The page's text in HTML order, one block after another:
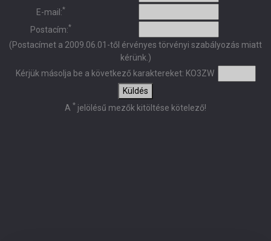
E-mail:*
Postacím:*
(Postacímet a 2009.06.01-től érvényes törvényi szabályozás miatt
kérünk.)
Kérjük másolja be a következő karaktereket: KO3ZW
Küldés
A * jelölésű mezők kitöltése kötelező!